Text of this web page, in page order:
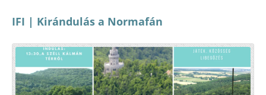
IFI | Kirándulás a Normafán